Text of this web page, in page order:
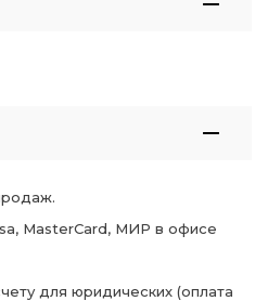
MasterCard, МИР в офисе
для юридических (оплата